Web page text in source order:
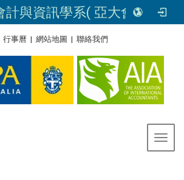
亞洲大學會計與資訊學系( 亞大會資系官網) | Asia University, Taiwan
行事曆 | 網站地圖 | 聯絡我們